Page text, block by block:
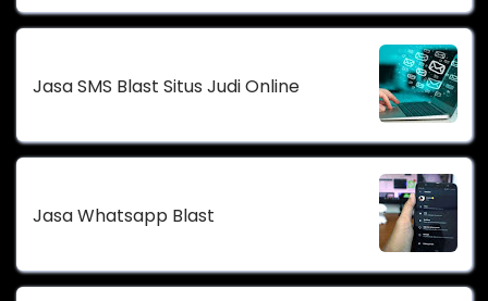
Jasa SMS Blast Situs Judi Online
Jasa Whatsapp Blast